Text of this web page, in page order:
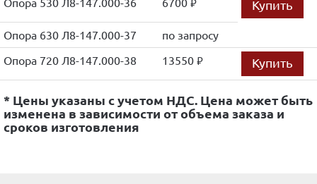
руб. Купить
Опора 630 Л8-147.000-37
по запросу
Опора 720 Л8-147.000-38
13550 руб. Купить
* Цены указаны с учетом НДС. Цена может быть
изменена в зависимости от объема заказа и
сроков изготовления